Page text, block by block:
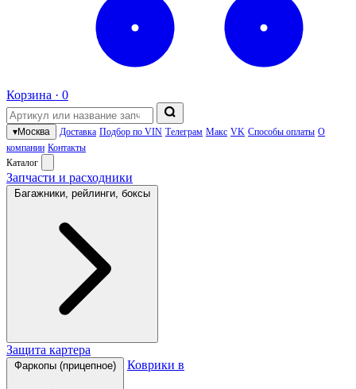
Корзина · 0
▾Москва Доставка Подбор по VIN Телеграм Макс VK Способы оплаты О
компании Контакты
Каталог
Запчасти и расходники
Багажники, рейлинги, боксы
Защита картера
Фаркопы (прицепное) Коврики в